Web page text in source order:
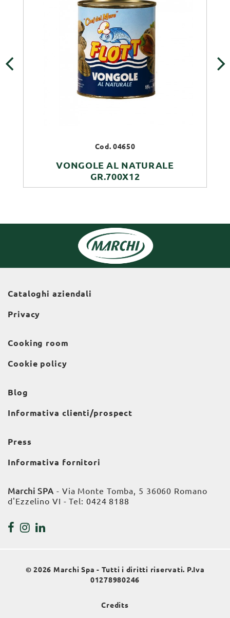
Cod. 04650
VONGOLE AL NATURALE
GR.700X12
Cataloghi aziendali
Privacy
Cooking room
Cookie policy
Blog
Informativa clienti/prospect
Press
Informativa fornitori
Marchi SPA - Via Monte Tomba, 5 36060 Romano
d'Ezzelino VI - Tel: 0424 8188
© 2026 Marchi Spa - Tutti i diritti riservati. P.Iva
01278980246
Credits